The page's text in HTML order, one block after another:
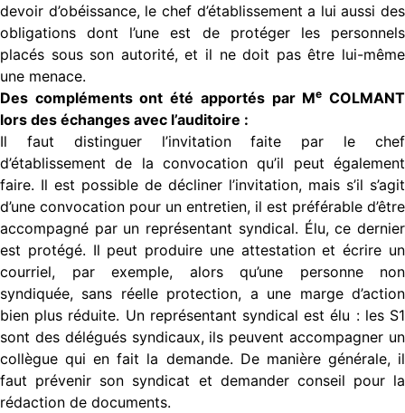
devoir d’obéissance, le chef d’établissement a lui aussi des
obligations dont l’une est de protéger les personnels
placés sous son autorité, et il ne doit pas être lui-même
une menace.
Des compléments ont été apportés par Me COLMANT
lors des échanges avec l’auditoire :
Il faut distinguer l’invitation faite par le chef
d’établissement de la convocation qu’il peut également
faire. Il est possible de décliner l’invitation, mais s’il s’agit
d’une convocation pour un entretien, il est préférable d’être
accompagné par un représentant syndical. Élu, ce dernier
est protégé. Il peut produire une attestation et écrire un
courriel, par exemple, alors qu’une personne non
syndiquée, sans réelle protection, a une marge d’action
bien plus réduite. Un représentant syndical est élu : les S1
sont des délégués syndicaux, ils peuvent accompagner un
collègue qui en fait la demande. De manière générale, il
faut prévenir son syndicat et demander conseil pour la
rédaction de documents.